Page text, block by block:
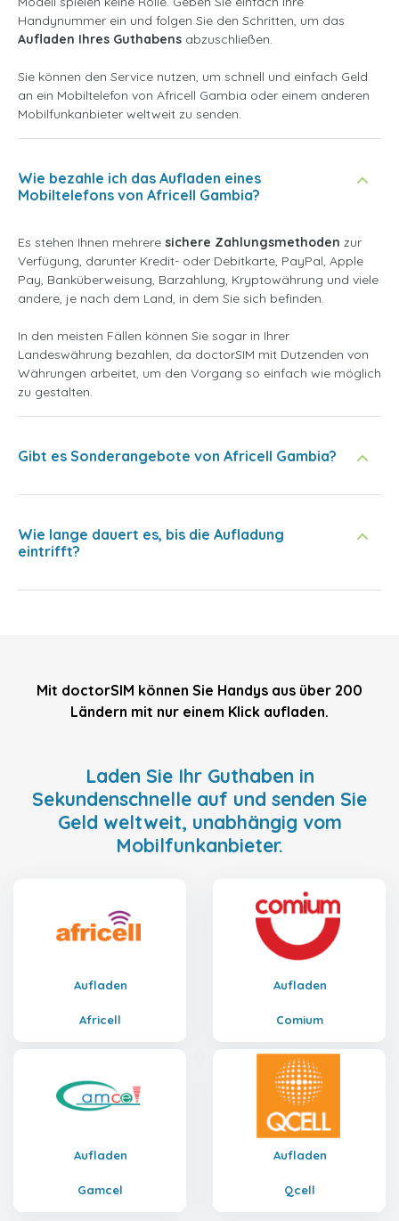
Handynummer ein und folgen Sie den Schritten, um das
Aufladen Ihres Guthabens abzuschließen.
Sie können den Service nutzen, um schnell und einfach Geld
an ein Mobiltelefon von Africell Gambia oder einem anderen
Mobilfunkanbieter weltweit zu senden.
Wie bezahle ich das Aufladen eines
Mobiltelefons von Africell Gambia?
Es stehen Ihnen mehrere sichere Zahlungsmethoden zur
Verfügung, darunter Kredit- oder Debitkarte, PayPal, Apple
Pay, Banküberweisung, Barzahlung, Kryptowährung und viele
andere, je nach dem Land, in dem Sie sich befinden.
In den meisten Fällen können Sie sogar in Ihrer
Landeswährung bezahlen, da doctorSIM mit Dutzenden von
Währungen arbeitet, um den Vorgang so einfach wie möglich
zu gestalten.
Gibt es Sonderangebote von Africell Gambia?
Wie lange dauert es, bis die Aufladung
eintrifft?
Mit doctorSIM können Sie Handys aus über 200
Ländern mit nur einem Klick aufladen.
Laden Sie Ihr Guthaben in
Sekundenschnelle auf und senden Sie
Geld weltweit, unabhängig vom
Mobilfunkanbieter.
Aufladen
Africell
Aufladen
Comium
Aufladen
Gamcel
Aufladen
Qcell